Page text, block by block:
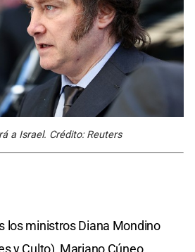
a Israel. Crédito: Reuters
los ministros Diana Mondino
y Culto), Mariano Cúneo